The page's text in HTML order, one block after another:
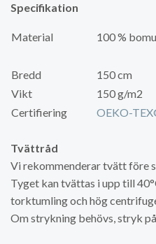
Specifikation
Material 100 %
Bredd
150 cm
Vikt
150 g/m2
Certifiering
OEKO-
Tvättråd
Vi rekommenderar tvätt före
Tyget kan tvättas i upp till
torktumling och hög
Om strykning behövs, stryk